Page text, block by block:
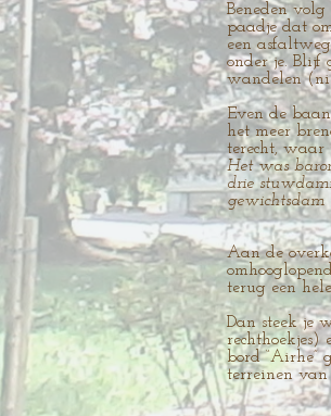
Beneden
paadje dat
een
onder je. Blijf
wandelen
Even de
het meer
terecht, waar
Het was
drie
gewichtsdam
Aan de
terug een
Dan steek je
bord “Airhe”
terreinen van